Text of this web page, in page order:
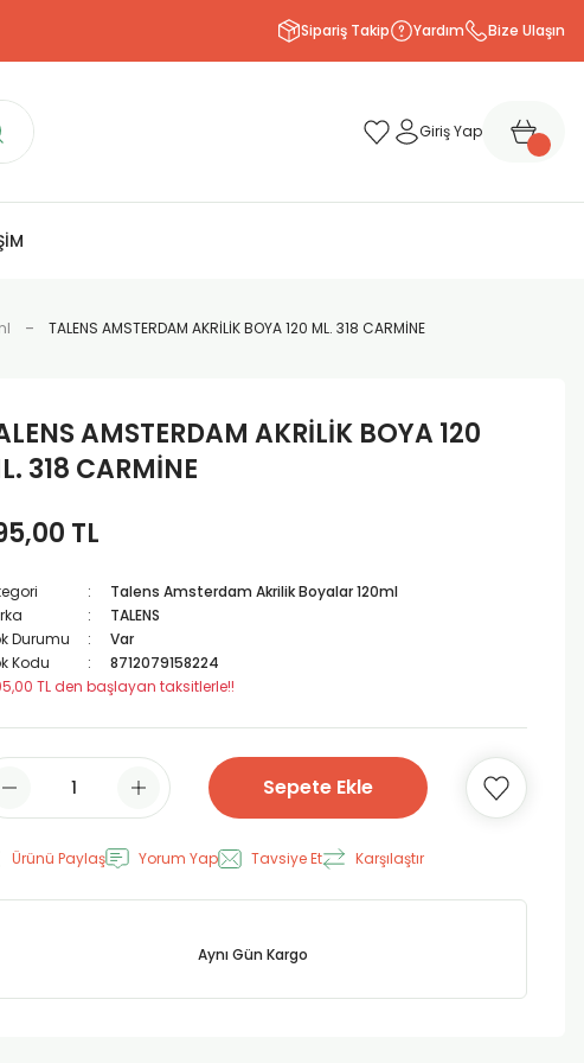
Sipariş Takip Yardım Bize Ulaşın
Giriş Yap
TALENS AMSTERDAM AKRİLİK BOYA 120 ML. 318 CARMİNE
AMSTERDAM AKRİLİK BOYA 120
318 CARMİNE
TL
Talens Amsterdam Akrilik Boyalar 120ml
TALENS
Durumu
Var
Kodu
8712079158224
TL den başlayan taksitlerle!!
Sepete Ekle
Ürünü Paylaş Yorum Yap Tavsiye Et Karşılaştır
Aynı Gün Kargo